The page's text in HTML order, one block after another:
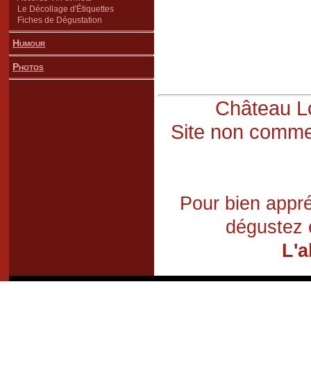
Le Décollage d'Étiquettes
Fiches de Dégustation
Humour
Photos
Château
Site non
Pour bien
dégustez